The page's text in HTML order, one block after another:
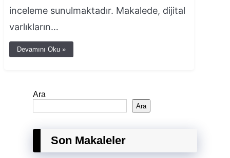
inceleme sunulmaktadır. Makalede, dijital
varlıkların…
Devamını Oku »
Ara
Ara
Son Makaleler